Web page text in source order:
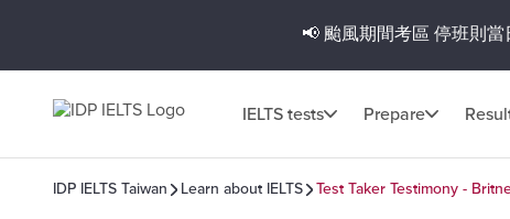
📢 颱風期間考區 停班則當
IELTS tests Prepare
IDP IELTS Taiwan Learn about IELTS Test Taker Testimony -